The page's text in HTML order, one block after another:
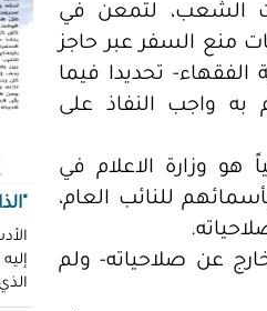
الشعب، لتمعن في
منع السفر عبر حاجز
الفقهاء- تحديدا فيما
به واجب النفاذ على
هو وزارة الاعلام في
للنائب العام،
عن صلاحياته- ولم